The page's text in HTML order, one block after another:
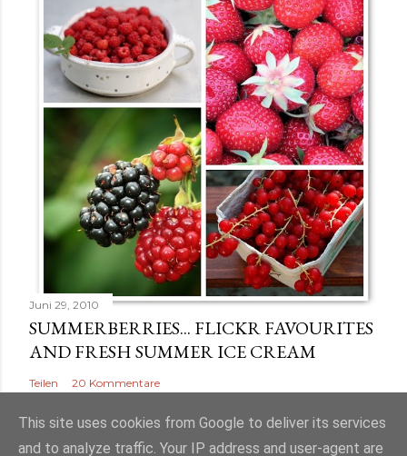
Juni 29, 2010
SUMMERBERRIES... FLICKR FAVOURITES
AND FRESH SUMMER ICE CREAM
Teilen 20 Kommentare
This site uses cookies from Google to deliver its services
and to analyze traffic. Your IP address and user-agent are